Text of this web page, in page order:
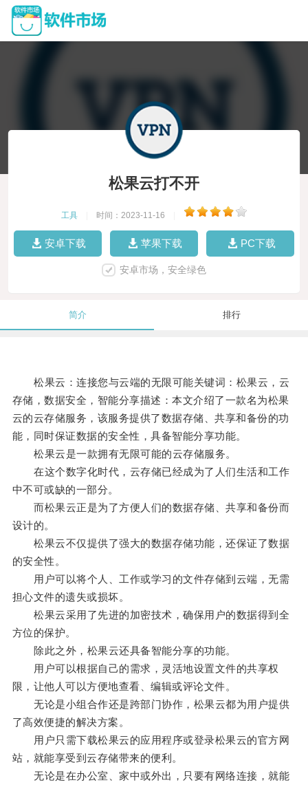
松果云打不开
工具 时间：2023-11-16
安卓下载 苹果下载 PC下载
安卓市场，安全绿色
简介 排行
松果云：连接您与云端的无限可能关键词：松果云，云
存储，数据安全，智能分享描述：本文介绍了一款名为松果
云的云存储服务，该服务提供了数据存储、共享和备份的功
能，同时保证数据的安全性，具备智能分享功能。
松果云是一款拥有无限可能的云存储服务。
在这个数字化时代，云存储已经成为了人们生活和工作
中不可或缺的一部分。
而松果云正是为了方便人们的数据存储、共享和备份而
设计的。
松果云不仅提供了强大的数据存储功能，还保证了数据
的安全性。
用户可以将个人、工作或学习的文件存储到云端，无需
担心文件的遗失或损坏。
松果云采用了先进的加密技术，确保用户的数据得到全
方位的保护。
除此之外，松果云还具备智能分享的功能。
用户可以根据自己的需求，灵活地设置文件的共享权
限，让他人可以方便地查看、编辑或评论文件。
无论是小组合作还是跨部门协作，松果云都为用户提供
了高效便捷的解决方案。
用户只需下载松果云的应用程序或登录松果云的官方网
站，就能享受到云存储带来的便利。
无论是在办公室、家中或外出，只要有网络连接，就能